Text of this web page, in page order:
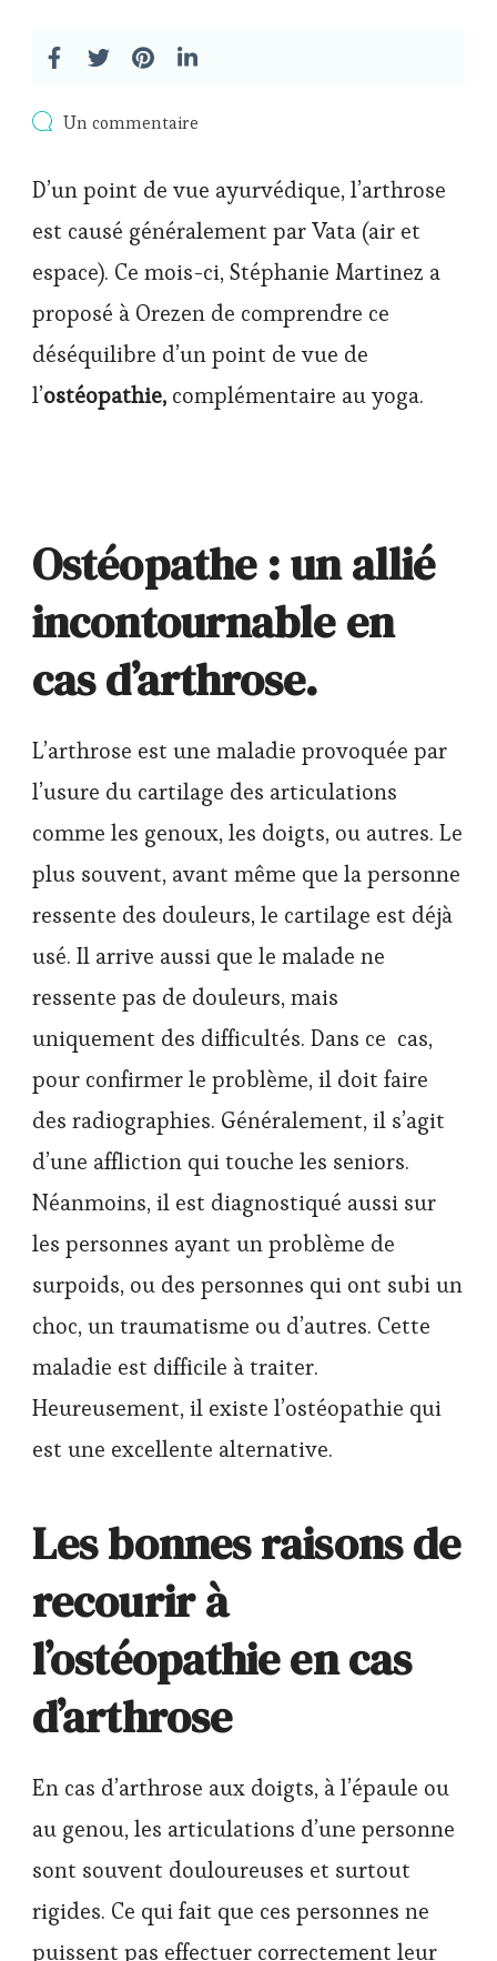
Un commentairesur
allié
incontournable
en
d’arthrose
D’un point de vue ayurvédique, l’arthrose
est causé généralement par Vata (air et
espace). Ce mois-ci, Stéphanie Martinez a
proposé à Orezen de comprendre ce
déséquilibre d’un point de vue de
l’ostéopathie, complémentaire au yoga.
Ostéopathe : un allié
incontournable en
cas d’arthrose.
L’arthrose est une maladie provoquée par
l’usure du cartilage des articulations
comme les genoux, les doigts, ou autres. Le
plus souvent, avant même que la personne
ressente des douleurs, le cartilage est déjà
usé. Il arrive aussi que le malade ne
ressente pas de douleurs, mais
uniquement des difficultés. Dans ce cas,
pour confirmer le problème, il doit faire
des radiographies. Généralement, il s’agit
d’une affliction qui touche les seniors.
Néanmoins, il est diagnostiqué aussi sur
les personnes ayant un problème de
surpoids, ou des personnes qui ont subi un
choc, un traumatisme ou d’autres. Cette
maladie est difficile à traiter.
Heureusement, il existe l’ostéopathie qui
est une excellente alternative.
Les bonnes raisons de
recourir à
l’ostéopathie en cas
d’arthrose
En cas d’arthrose aux doigts, à l’épaule ou
au genou, les articulations d’une personne
sont souvent douloureuses et surtout
rigides. Ce qui fait que ces personnes ne
puissent pas effectuer correctement leur